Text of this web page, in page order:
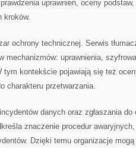
uprawnień, oceny
kroków.
ochrony technicznej. Serwis
mechanizmów: uprawnienia,
tym kontekście pojawiają się też
charakteru przetwarzania.
danych oraz zgłaszania
znaczenie procedur
Dzięki temu organizacje